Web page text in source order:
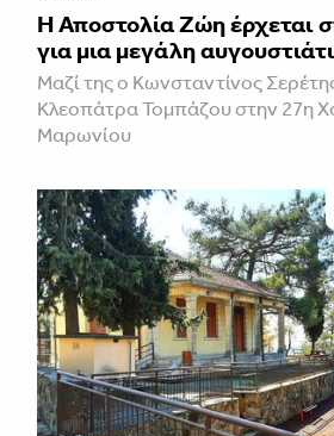
Η Αποστολία Ζώη έρχεται
για μια μεγάλη
Μαζί της ο Κωνσταντίνος
Κλεοπάτρα Τομπάζου στην 27η
Μαρωνίου